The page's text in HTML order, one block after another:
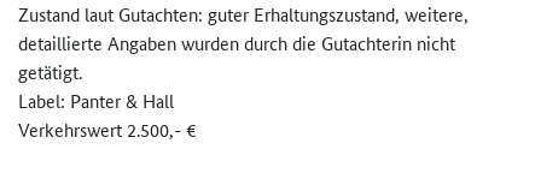
Zustand laut Gutachten: guter Erhaltungszustand, weitere,
detaillierte Angaben wurden durch die Gutachterin nicht
getätigt.
Label: Panter & Hall
Verkehrswert 2.500,- €